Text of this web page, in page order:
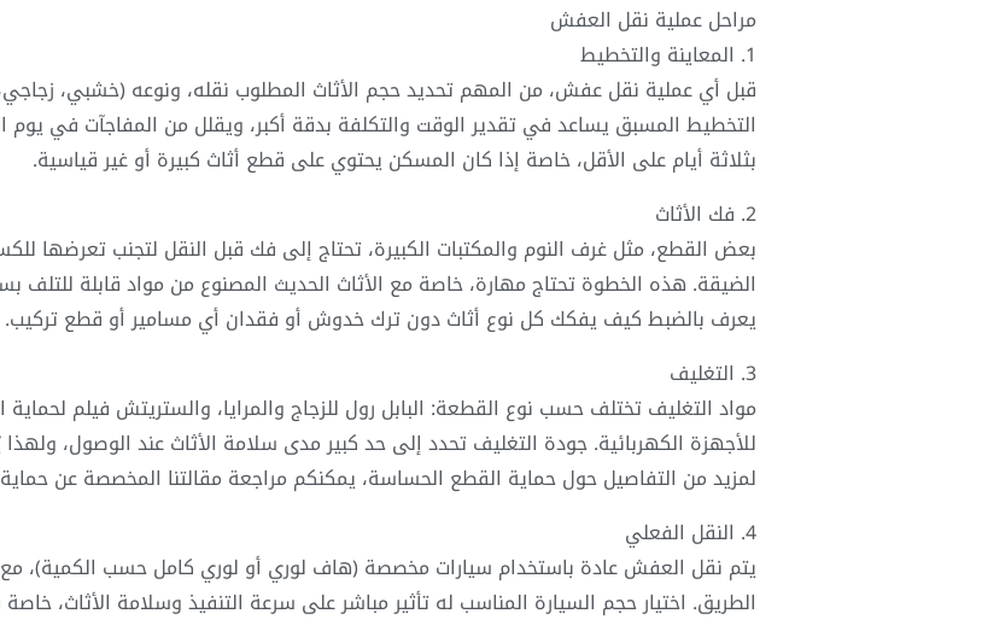
مراحل عملية نقل العفش
1. المعاينة والتخطيط
قبل أي عملية نقل عفش، من المهم تحديد حجم الأثاث المطلوب نقله، ونوعه (خشبي،
التخطيط المسبق يساعد في تقدير الوقت والتكلفة بدقة أكبر، ويقلل من المفاجآت في يوم
بثلاثة أيام على الأقل، خاصة إذا كان المسكن يحتوي على قطع أثاث كبيرة أو غير قياسية.
2. فك الأثاث
بعض القطع، مثل غرف النوم والمكتبات الكبيرة، تحتاج إلى فك قبل النقل لتجنب تعرضها
يعرف بالضبط كيف يفكك كل نوع أثاث دون ترك خدوش أو فقدان أي مسامير أو قطع تركيب.
3. التغليف
مواد التغليف تختلف حسب نوع القطعة: البابل رول للزجاج والمرايا، والستريتش فيلم
للأجهزة الكهربائية. جودة التغليف تحدد إلى حد كبير مدى سلامة الأثاث عند الوصول،
لمزيد من التفاصيل حول حماية القطع الحساسة، يمكنكم مراجعة مقالتنا المخصصة عن حماية
4. النقل الفعلي
يتم نقل العفش عادة باستخدام سيارات مخصصة (هاف لوري أو لوري كامل حسب الكمية)، مع
الطريق. اختيار حجم السيارة المناسب له تأثير مباشر على سرعة التنفيذ وسلامة الأثاث،